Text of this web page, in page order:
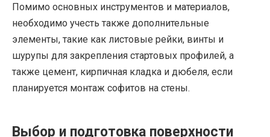
Помимо основных инструментов и материалов,
необходимо учесть также дополнительные
элементы, такие как листовые рейки, винты и
шурупы для закрепления стартовых профилей, а
также цемент, кирпичная кладка и дюбеля, если
планируется монтаж софитов на стены.
Выбор и подготовка поверхности